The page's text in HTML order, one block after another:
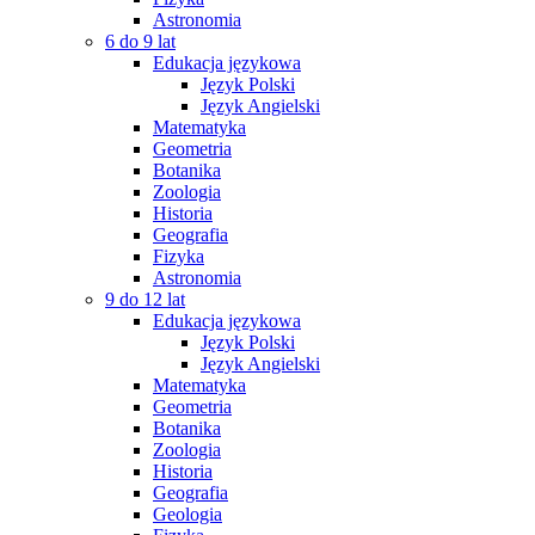
Astronomia
6 do 9 lat
Edukacja językowa
Język Polski
Język Angielski
Matematyka
Geometria
Botanika
Zoologia
Historia
Geografia
Fizyka
Astronomia
9 do 12 lat
Edukacja językowa
Język Polski
Język Angielski
Matematyka
Geometria
Botanika
Zoologia
Historia
Geografia
Geologia